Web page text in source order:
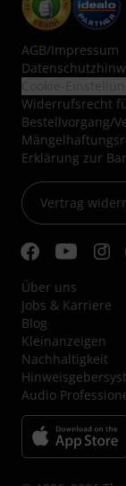
AGB/Impressum
Widerrufsrecht
Bestellvorgang/
Erklärung zur
Vertrag
Über uns
Jobs & Karriere
Blog
Kleinanzeigen
Nachhaltigkeit
Audio